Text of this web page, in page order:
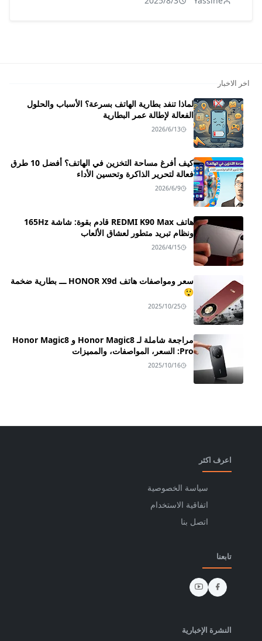
اخر الاخبار
لماذا تنفد بطارية الهاتف بسرعة؟ الأسباب والحلول
الفعالة لإطالة عمر البطارية
2026/6/13
كيف أفرغ مساحة التخزين في الهاتف؟ أفضل 10 طرق
فعالة لتحرير الذاكرة وتحسين الأداء
2026/6/9
هاتف REDMI K90 Max قادم بقوة: شاشة 165Hz
ونظام تبريد متطور لعشاق الألعاب
2026/4/15
سعر ومواصفات هاتف HONOR X9d ـــ بطارية ضخمة
😲
2025/10/25
مراجعة شاملة لـ Honor Magic8 و Honor Magic8
Pro: السعر، المواصفات، والمميزات
2025/10/16
اعرف اكثر
سياسة الخصوصية
اتفاقية الاستخدام
اتصل بنا
تابعنا
النشرة الإخبارية